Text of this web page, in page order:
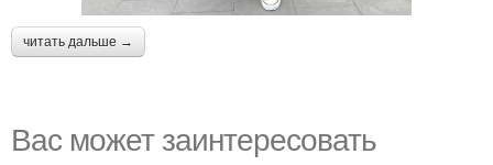
читать дальше →
Вас может заинтересовать